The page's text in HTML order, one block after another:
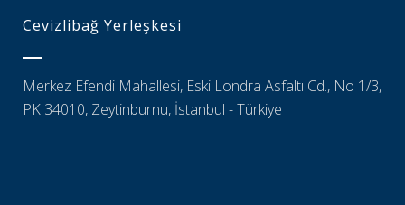
Cevizlibağ Yerleşkesi
Merkez Efendi Mahallesi, Eski Londra Asfaltı Cd., No 1/3,
PK 34010, Zeytinburnu, İstanbul - Türkiye